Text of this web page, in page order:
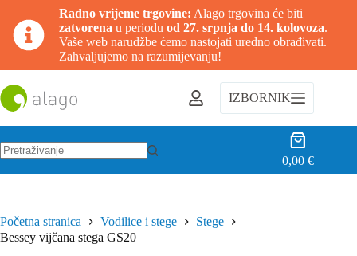
Radno vrijeme trgovine: Alago trgovina će biti
zatvorena u periodu od 27. srpnja do 14. kolovoza.
Vaše web narudžbe ćemo nastojati uredno obrađivati.
Zahvaljujemo na razumijevanju!
na
sadržaj
IZBORNIK
Košarica
0,00€
Početna stranica Vodilice i stege
Stege
Bessey vijčana stega GS20